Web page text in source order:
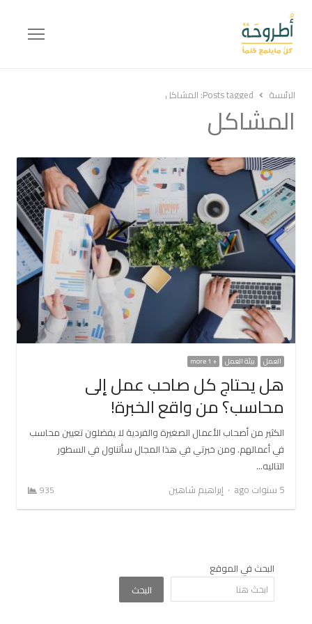
Menu
الرئيسة Posts tagged: المشاكل
المشاكل
العمل بيئة العمل + 1 more
هل يحتاج كل صاحب عمل إلى
محاسب؟ من واقع الخبرة!
الكثير من أصحاب الأعمال الصغيرة والفردية لا يفضلون تعيين محاسب
في أعمالهم. ومن خبرتي في هذا المجال سأتناول في السطور
التاليه…
5 سنوات ago
Author
إبراهيم شاهين 935
البحث في الموقع
البحث